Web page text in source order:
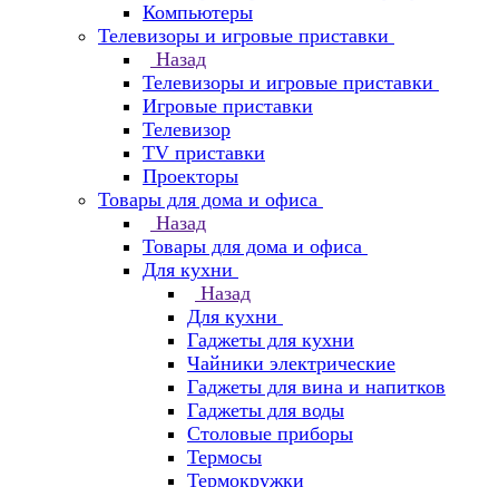
Компьютеры
Телевизоры и игровые приставки
Назад
Телевизоры и игровые приставки
Игровые приставки
Телевизор
TV приставки
Проекторы
Товары для дома и офиса
Назад
Товары для дома и офиса
Для кухни
Назад
Для кухни
Гаджеты для кухни
Чайники электрические
Гаджеты для вина и напитков
Гаджеты для воды
Столовые приборы
Термосы
Термокружки